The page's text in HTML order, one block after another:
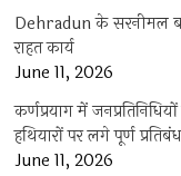
Dehradun के सरनीमल
राहत कार्य
June 11, 2026
कर्णप्रयाग में
हथियारों पर लगे पूर्ण प्रतिबंध
June 11, 2026